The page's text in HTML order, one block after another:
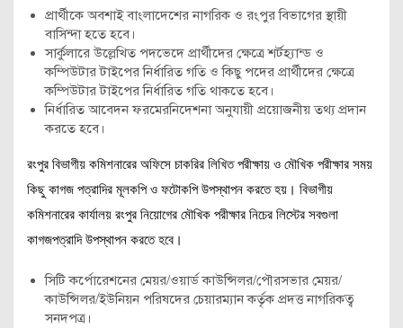
প্রার্থীকে অবশাই বাংলাদেশের নাগরিক ও রংপুর বিভাগের স্থায়ী
বাসিন্দা হতে হবে।
সার্কুলারে উল্লেখিত পদভেদে প্রার্থীদের ক্ষেত্রে শর্টহ্যান্ড ও
কম্পিউটার টাইপের নির্ধারিত গতি ও কিছু পদের প্রার্থীদের ক্ষেত্রে
কম্পিউটার টাইপের নির্ধারিত গতি থাকতে হবে।
নির্ধারিত আবেদন ফরমেরনিদেশনা অনুযায়ী প্রয়োজনীয় তথ্য প্রদান
করতে হবে।
রংপুর বিভাগীয় কমিশনারের অফিসে চাকরির লিখিত পরীক্ষায় ও মৌখিক পরীক্ষার সময়
কিছু কাগজ পত্রাদির মূলকপি ও ফটোকপি উপস্থাপন করতে হয়। বিভাগীয়
কমিশনারের কার্যালয় রংপুর নিয়োগের মৌখিক পরীক্ষার নিচের লিস্টের সবগুলা
কাগজপত্রাদি উপস্থাপন করতে হবে।
সিটি কর্পোরেশনের মেয়র/ওয়ার্ড কাউন্সিলর/পৌরসভার মেয়র/
কাউন্সিলর/ইউনিয়ন পরিষদের চেয়ারম্যান কর্তৃক প্রদত্ত নাগরিকত্ব
সনদপত্র।